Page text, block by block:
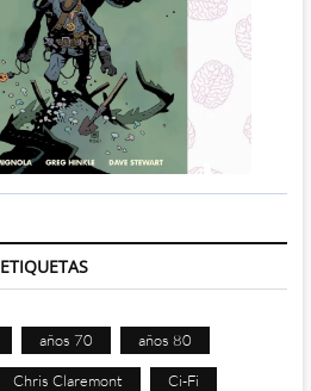
ETIQUETAS
años 70 años 80
Chris Claremont Ci-Fi